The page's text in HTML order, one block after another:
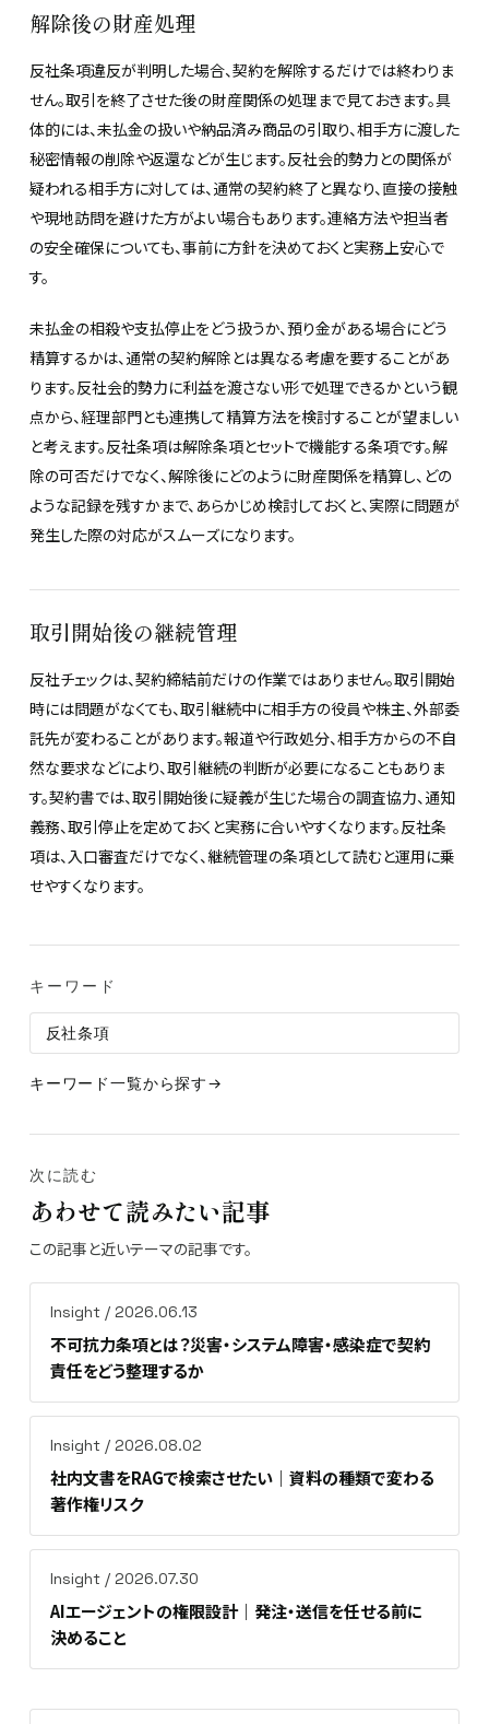
解除後の財産処理
反社条項違反が判明した場合、契約を解除するだけでは終わりま
せん。取引を終了させた後の財産関係の処理まで見ておきます。具
体的には、未払金の扱いや納品済み商品の引取り、相手方に渡した
秘密情報の削除や返還などが生じます。反社会的勢力との関係が
疑われる相手方に対しては、通常の契約終了と異なり、直接の接触
や現地訪問を避けた方がよい場合もあります。連絡方法や担当者
の安全確保についても、事前に方針を決めておくと実務上安心で
す。
未払金の相殺や支払停止をどう扱うか、預り金がある場合にどう
精算するかは、通常の契約解除とは異なる考慮を要することがあ
ります。反社会的勢力に利益を渡さない形で処理できるかという観
点から、経理部門とも連携して精算方法を検討することが望ましい
と考えます。反社条項は解除条項とセットで機能する条項です。解
除の可否だけでなく、解除後にどのように財産関係を精算し、どの
ような記録を残すかまで、あらかじめ検討しておくと、実際に問題が
発生した際の対応がスムーズになります。
取引開始後の継続管理
反社チェックは、契約締結前だけの作業ではありません。取引開始
時には問題がなくても、取引継続中に相手方の役員や株主、外部委
託先が変わることがあります。報道や行政処分、相手方からの不自
然な要求などにより、取引継続の判断が必要になることもありま
す。契約書では、取引開始後に疑義が生じた場合の調査協力、通知
義務、取引停止を定めておくと実務に合いやすくなります。反社条
項は、入口審査だけでなく、継続管理の条項として読むと運用に乗
せやすくなります。
キーワード
反社条項
キーワード一覧から探す
次に読む
あわせて読みたい記事
この記事と近いテーマの記事です。
Insight / 2026.06.13
不可抗力条項とは？災害・システム障害・感染症で契約
責任をどう整理するか
Insight / 2026.08.02
社内文書をRAGで検索させたい｜資料の種類で変わる
著作権リスク
Insight / 2026.07.30
AIエージェントの権限設計｜発注・送信を任せる前に
決めること